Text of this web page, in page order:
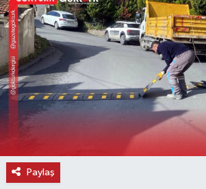
Paylaş
MAGAZİN
ÖZEL HABER
SAĞLIK
SPOR
TİCARET